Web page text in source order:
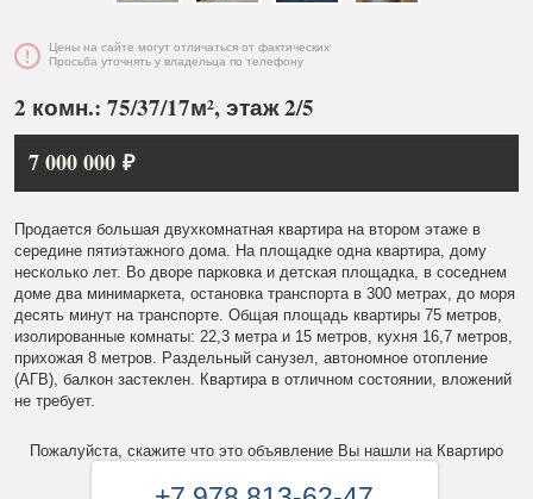
Цены на сайте могут отличаться от фактических
Просьба уточнять у владельца по телефону
2 комн.: 75/37/17м², этаж 2/5
7 000 000 ₽
Продается большая двухкомнатная квартира на втором этаже в
середине пятиэтажного дома. На площадке одна квартира, дому
несколько лет. Во дворе парковка и детская площадка, в соседнем
доме два минимаркета, остановка транспорта в 300 метрах, до моря
десять минут на транспорте. Общая площадь квартиры 75 метров,
изолированные комнаты: 22,3 метра и 15 метров, кухня 16,7 метров,
прихожая 8 метров. Раздельный санузел, автономное отопление
(АГВ), балкон застеклен. Квартира в отличном состоянии, вложений
не требует.
Пожалуйста, скажите что это объявление Вы нашли на Квартиро